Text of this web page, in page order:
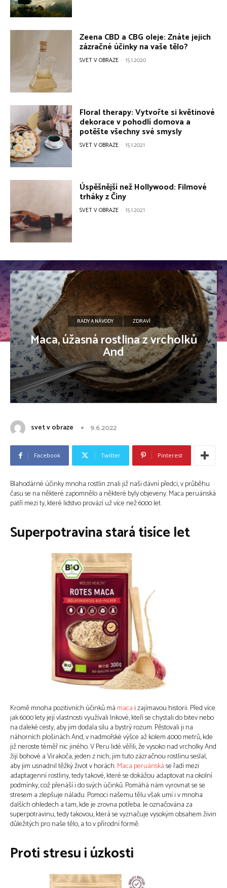
Zeena CBD a CBG oleje: Znáte jejich
zázračné účinky na vaše tělo?
SVET V OBRAZE - 15.1.2020
Floral therapy: Vytvořte si květinové
dekorace v pohodlí domova a
potěšte všechny své smysly
SVET V OBRAZE - 15.1.2021
Úspěšnější než Hollywood: Filmové
trháky z Číny
SVET V OBRAZE - 15.1.2021